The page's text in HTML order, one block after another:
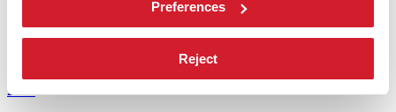
Preferences
Reject
Press
2026